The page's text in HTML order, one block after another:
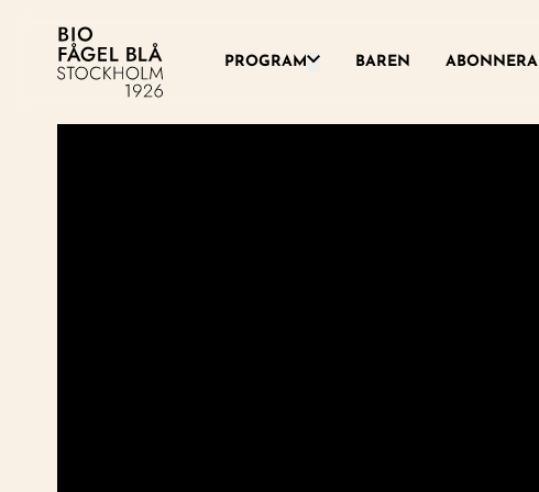
PROGRAM Växla denna rullgardinsmeny
BAREN ABONNERA